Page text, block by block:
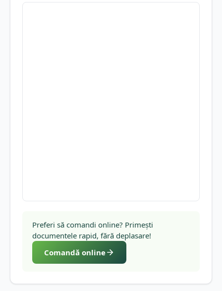
Preferi să comandi online? Primești
documentele rapid, fără deplasare!
Comandă online